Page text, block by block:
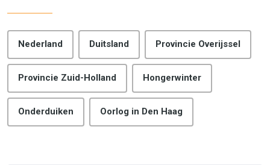
Nederland Duitsland Provincie Overijssel
Provincie Zuid-Holland Hongerwinter
Onderduiken Oorlog in Den Haag